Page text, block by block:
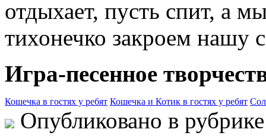
отдыхает, пусть спит, а
тихонечко закроем нашу
Игра-песенное
Кошечка в гостях у ребят Кошечка и Котик в гостях у ребят
Опубликовано в